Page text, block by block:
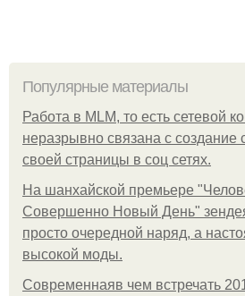
Популярные материалы
Работа в MLM, то есть сетевой
неразрывно связана с создание
своей страницы в соц сетях.
На шанхайской премьере
Совершенно Новый День"
просто очередной наряд, а
высокой моды.
Современнаяв чем встречать